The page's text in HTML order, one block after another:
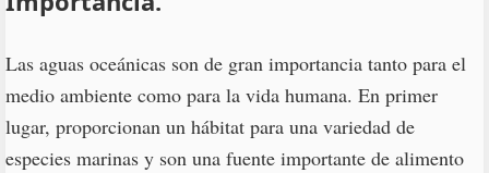
Las aguas oceánicas son de gran importancia tanto para el
medio ambiente como para la vida humana. En primer
lugar, proporcionan un hábitat para una variedad de
especies marinas y son una fuente importante de alimento